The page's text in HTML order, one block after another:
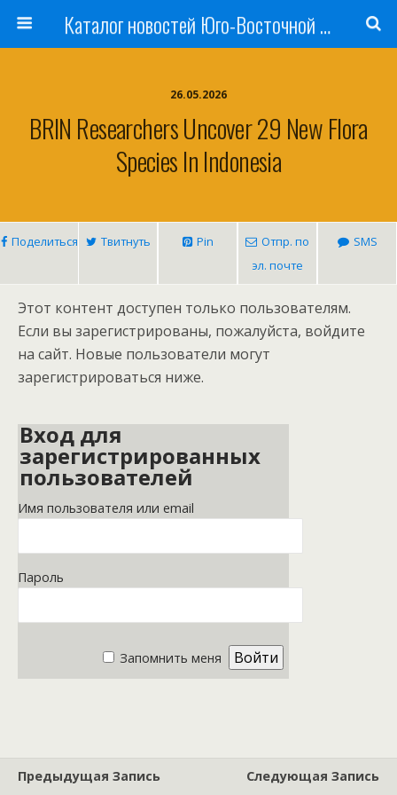
Каталог новостей Юго-Восточной Азии, Австралии и Океании
26.05.2026
BRIN Researchers Uncover 29 New Flora
Species In Indonesia
Поделиться Твитнуть Pin
Отпр. по
эл. почте
SMS
Этот контент доступен только пользователям.
Если вы зарегистрированы, пожалуйста, войдите
на сайт. Новые пользователи могут
зарегистрироваться ниже.
Вход для
зарегистрированных
пользователей
Имя пользователя или email
Пароль
Запомнить меня
Предыдущая Запись
Следующая Запись